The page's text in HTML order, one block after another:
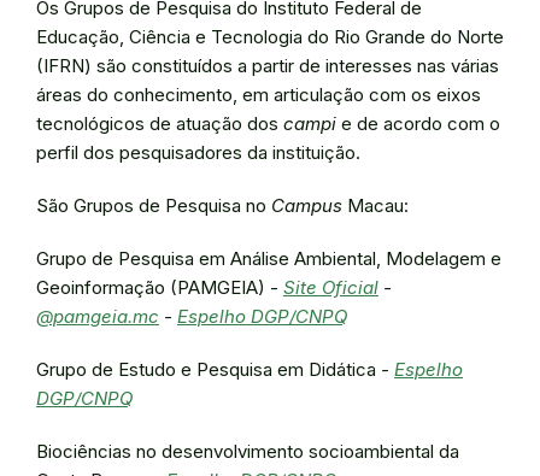
Os Grupos de Pesquisa do Instituto Federal de
Educação, Ciência e Tecnologia do Rio Grande do Norte
(IFRN) são constituídos a partir de interesses nas várias
áreas do conhecimento, em articulação com os eixos
tecnológicos de atuação dos campi e de acordo com o
perfil dos pesquisadores da instituição.
São Grupos de Pesquisa no Campus Macau:
Grupo de Pesquisa em Análise Ambiental, Modelagem e
Geoinformação (PAMGEIA) - Site Oficial -
@pamgeia.mc - Espelho DGP/CNPQ
Grupo de Estudo e Pesquisa em Didática - Espelho
DGP/CNPQ
Biociências no desenvolvimento socioambiental da